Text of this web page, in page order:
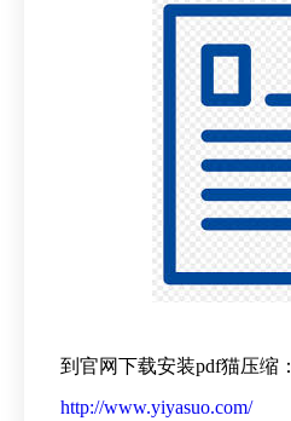
到官网下载安装pdf猫压缩：
http://www.yiyasuo.com/